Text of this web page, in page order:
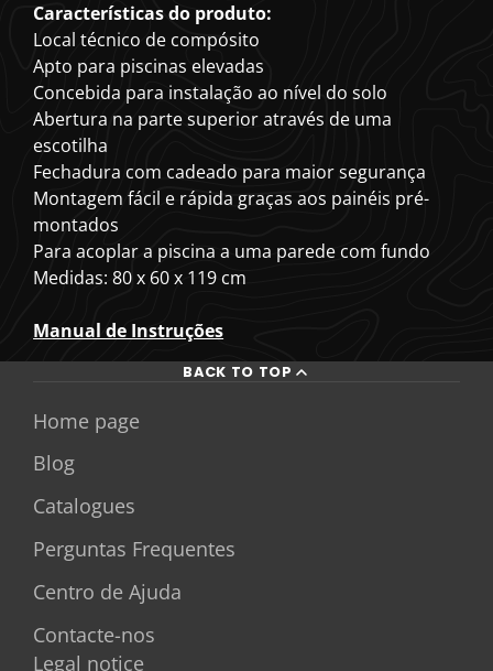
Características do produto:
Local técnico de compósito
Apto para piscinas elevadas
Concebida para instalação ao nível do solo
Abertura na parte superior através de uma
escotilha
Fechadura com cadeado para maior segurança
Montagem fácil e rápida graças aos painéis pré-
montados
Para acoplar a piscina a uma parede com fundo
Medidas: 80 x 60 x 119 cm
Manual de Instruções
BACK TO TOP
Home page
Blog
Catalogues
Perguntas Frequentes
Centro de Ajuda
Contacte-nos
Legal notice